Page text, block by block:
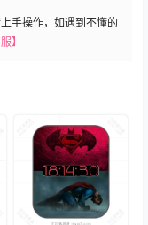
手操作，如遇到不懂的
】